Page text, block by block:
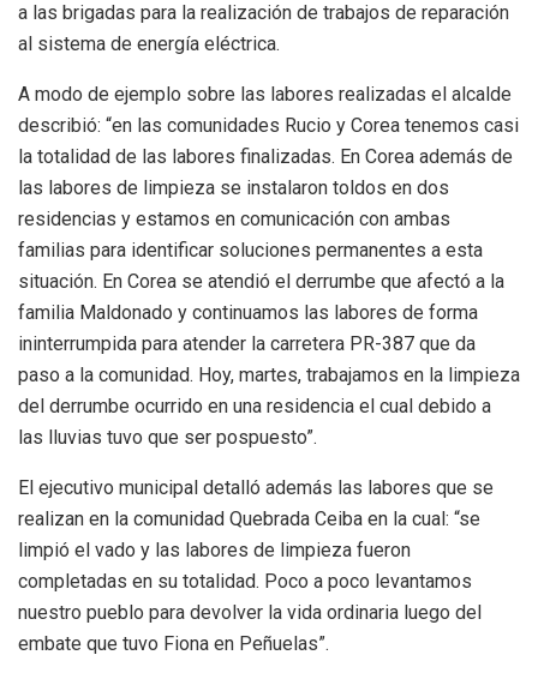
a las brigadas para la realización de trabajos de reparación
al sistema de energía eléctrica.
A modo de ejemplo sobre las labores realizadas el alcalde
describió: “en las comunidades Rucio y Corea tenemos casi
la totalidad de las labores finalizadas. En Corea además de
las labores de limpieza se instalaron toldos en dos
residencias y estamos en comunicación con ambas
familias para identificar soluciones permanentes a esta
situación. En Corea se atendió el derrumbe que afectó a la
familia Maldonado y continuamos las labores de forma
ininterrumpida para atender la carretera PR-387 que da
paso a la comunidad. Hoy, martes, trabajamos en la limpieza
del derrumbe ocurrido en una residencia el cual debido a
las lluvias tuvo que ser pospuesto”.
El ejecutivo municipal detalló además las labores que se
realizan en la comunidad Quebrada Ceiba en la cual: “se
limpió el vado y las labores de limpieza fueron
completadas en su totalidad. Poco a poco levantamos
nuestro pueblo para devolver la vida ordinaria luego del
embate que tuvo Fiona en Peñuelas”.